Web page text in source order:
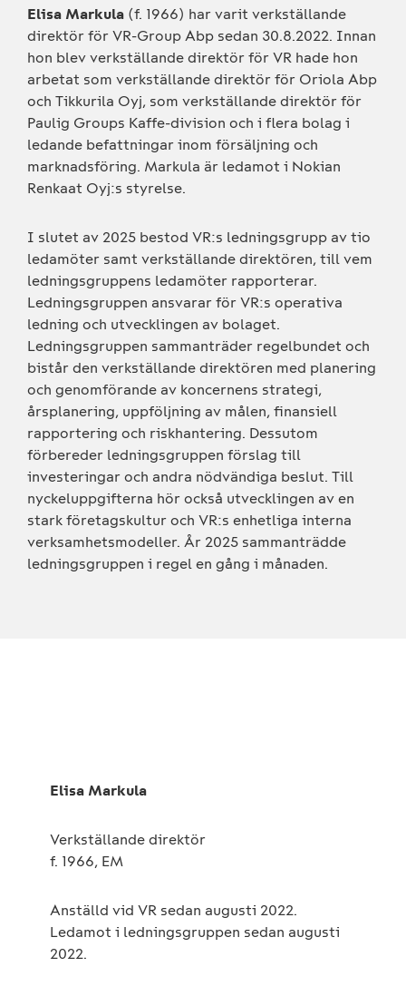
Elisa Markula (f. 1966) har varit verkställande
direktör för VR-Group Abp sedan 30.8.2022. Innan
hon blev verkställande direktör för VR hade hon
arbetat som verkställande direktör för Oriola Abp
och Tikkurila Oyj, som verkställande direktör för
Paulig Groups Kaffe-division och i flera bolag i
ledande befattningar inom försäljning och
marknadsföring. Markula är ledamot i Nokian
Renkaat Oyj:s styrelse.
I slutet av 2025 bestod VR:s ledningsgrupp av tio
ledamöter samt verkställande direktören, till vem
ledningsgruppens ledamöter rapporterar.
Ledningsgruppen ansvarar för VR:s operativa
ledning och utvecklingen av bolaget.
Ledningsgruppen sammanträder regelbundet och
bistår den verkställande direktören med planering
och genomförande av koncernens strategi,
årsplanering, uppföljning av målen, finansiell
rapportering och riskhantering. Dessutom
förbereder ledningsgruppen förslag till
investeringar och andra nödvändiga beslut. Till
nyckeluppgifterna hör också utvecklingen av en
stark företagskultur och VR:s enhetliga interna
verksamhetsmodeller. År 2025 sammanträdde
ledningsgruppen i regel en gång i månaden.
Elisa Markula
Verkställande direktör
f. 1966, EM
Anställd vid VR sedan augusti 2022.
Ledamot i ledningsgruppen sedan augusti
2022.